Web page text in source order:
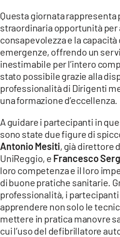
Questa giornata rappresenta
straordinaria opportunità per
consapevolezza e la
emergenze, offrendo un
inestimabile per l’intero
stato possibile grazie alla
professionalità di Dirigenti
una formazione d’eccellenza.
A guidare i partecipanti in
sono state due figure di
Antonio Mesiti, già direttore
UniReggio, e Francesco
loro competenza e il loro
di buone pratiche sanitarie.
professionalità, i
apprendere non solo le
mettere in pratica manovre
cui l’uso del defibrillatore